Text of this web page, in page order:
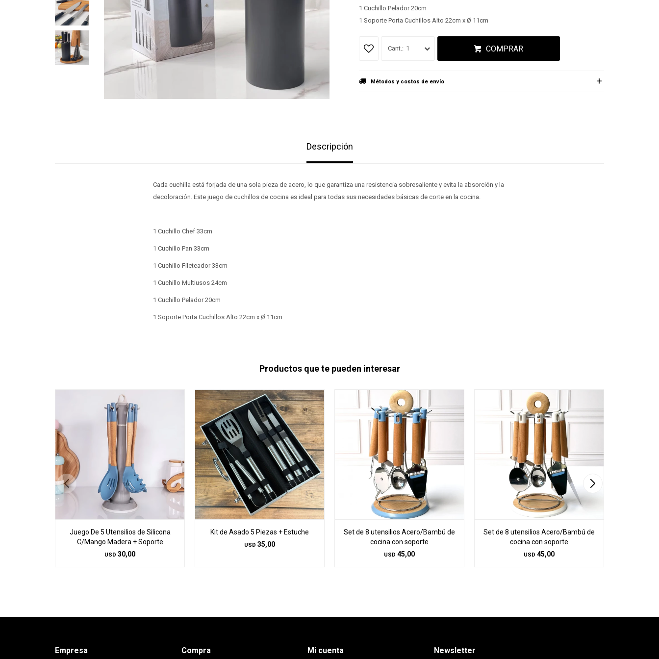
1 Cuchillo Pelador 20cm
1 Soporte Porta Cuchillos Alto 22cm x Ø 11cm
1 COMPRAR
Métodos y costos de envío
Descripción
Cada cuchilla está forjada de una sola pieza de acero, lo que garantiza una resistencia sobresaliente y evita la absorción y la
decoloración. Este juego de cuchillos de cocina es ideal para todas sus necesidades básicas de corte en la cocina.
1 Cuchillo Chef 33cm
1 Cuchillo Pan 33cm
1 Cuchillo Fileteador 33cm
1 Cuchillo Multiusos 24cm
1 Cuchillo Pelador 20cm
1 Soporte Porta Cuchillos Alto 22cm x Ø 11cm
Productos que te pueden interesar
Juego De 5 Utensilios de Silicona
C/Mango Madera + Soporte
USD 30,00
Kit de Asado 5 Piezas + Estuche
USD 35,00
Set de 8 utensilios Acero/Bambú de
cocina con soporte
USD 45,00
Set de 8 utensilios Acero/Bambú de
cocina con soporte
USD 45,00
Empresa Compra Mi cuenta Newsletter